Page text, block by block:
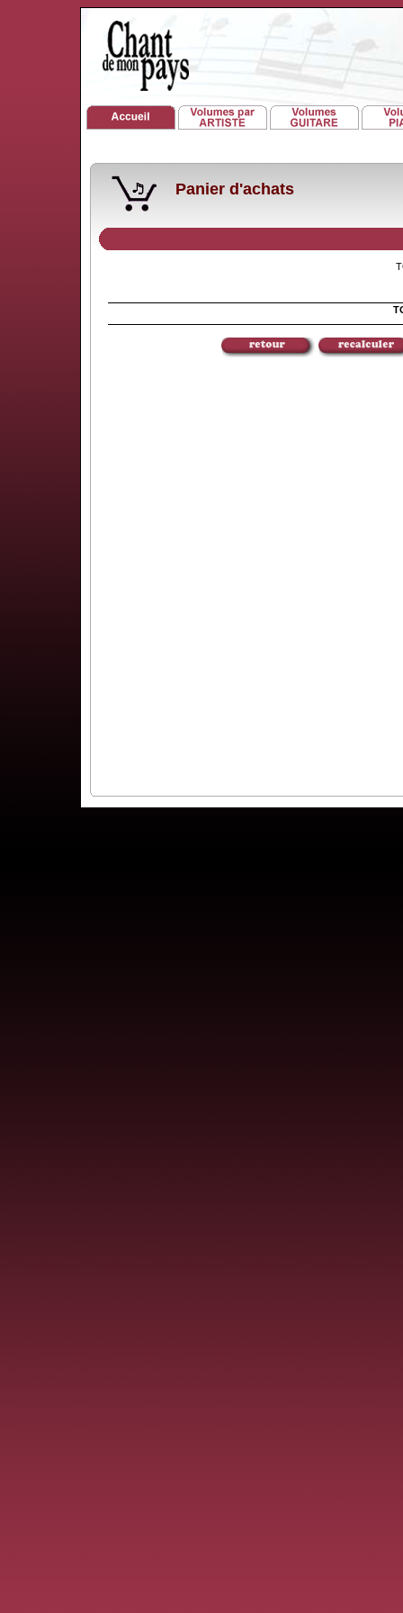
Panier d'achats